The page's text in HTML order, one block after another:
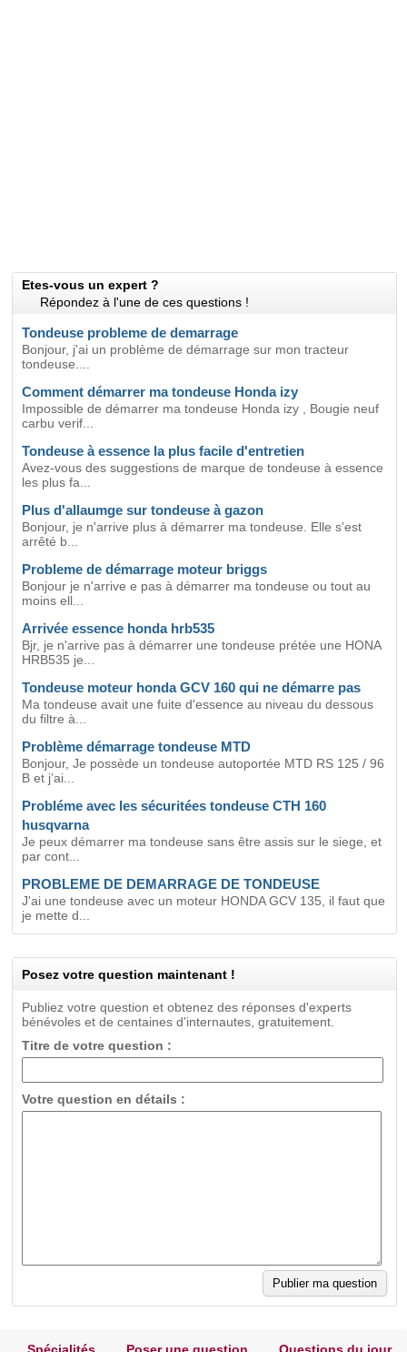
Etes-vous un expert ?
Répondez à l'une de ces questions !
Tondeuse probleme de demarrage
Bonjour, j'ai un problème de démarrage sur mon tracteur
tondeuse....
Comment démarrer ma tondeuse Honda izy
Impossible de démarrer ma tondeuse Honda izy , Bougie neuf
carbu verif...
Tondeuse à essence la plus facile d'entretien
Avez-vous des suggestions de marque de tondeuse à essence
les plus fa...
Plus d'allaumge sur tondeuse à gazon
Bonjour, je n'arrive plus à démarrer ma tondeuse. Elle s'est
arrêté b...
Probleme de démarrage moteur briggs
Bonjour je n'arrive e pas à démarrer ma tondeuse ou tout au
moins ell...
Arrivée essence honda hrb535
Bjr, je n'arrive pas à démarrer une tondeuse prétée une HONA
HRB535 je...
Tondeuse moteur honda GCV 160 qui ne démarre pas
Ma tondeuse avait une fuite d'essence au niveau du dessous
du filtre à...
Problème démarrage tondeuse MTD
Bonjour, Je possède un tondeuse autoportée MTD RS 125 / 96
B et j’ai...
Probléme avec les sécuritées tondeuse CTH 160
husqvarna
Je peux démarrer ma tondeuse sans être assis sur le siege, et
par cont...
PROBLEME DE DEMARRAGE DE TONDEUSE
J'ai une tondeuse avec un moteur HONDA GCV 135, il faut que
je mette d...
Posez votre question maintenant !
Publiez votre question et obtenez des réponses d'experts
bénévoles et de centaines d'internautes, gratuitement.
Titre de votre question :
Votre question en détails :